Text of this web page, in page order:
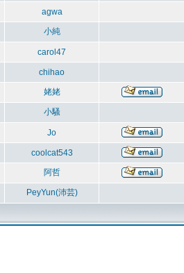
agwa
小純
carol47
chihao
姥姥
小騷
Jo
coolcat543
阿哲
PeyYun(沛芸)